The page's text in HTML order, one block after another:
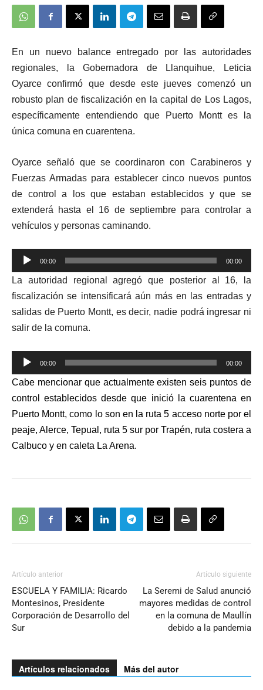
En un nuevo balance entregado por las autoridades
regionales, la Gobernadora de Llanquihue, Leticia
Oyarce confirmó que desde este jueves comenzó un
robusto plan de fiscalización en la capital de Los Lagos,
específicamente entendiendo que Puerto Montt es la
única comuna en cuarentena.
Oyarce señaló que se coordinaron con Carabineros y
Fuerzas Armadas para establecer cinco nuevos puntos
de control a los que estaban establecidos y que se
extenderá hasta el 16 de septiembre para controlar a
vehículos y personas caminando.
Reproductor
de
audio
00:00 00:00
La autoridad regional agregó que posterior al 16, la
fiscalización se intensificará aún más en las entradas y
salidas de Puerto Montt, es decir, nadie podrá ingresar ni
salir de la comuna.
Reproductor
de
audio
00:00 00:00
Cabe mencionar que actualmente existen seis puntos de
control establecidos desde que inició la cuarentena en
Puerto Montt, como lo son en la ruta 5 acceso norte por el
peaje, Alerce, Tepual, ruta 5 sur por Trapén, ruta costera a
Calbuco y en caleta La Arena.
Artículo anterior
ESCUELA Y FAMILIA: Ricardo
Montesinos, Presidente
Corporación de Desarrollo del
Sur
Artículo siguiente
La Seremi de Salud anunció
mayores medidas de control
en la comuna de Maullín
debido a la pandemia
Artículos relacionados Más del autor